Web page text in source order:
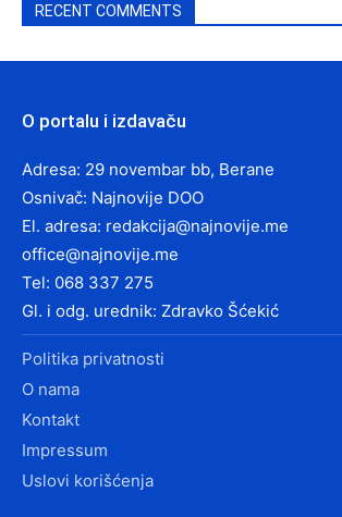
RECENT COMMENTS
O portalu i izdavaču
Adresa: 29 novembar bb, Berane
Osnivač: Najnovije DOO
El. adresa: redakcija@najnovije.me
office@najnovije.me
Tel: 068 337 275
Gl. i odg. urednik: Zdravko Šćekić
Politika privatnosti
O nama
Kontakt
Impressum
Uslovi korišćenja